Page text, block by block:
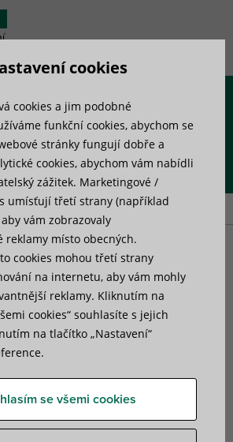
prvky pro elektroinstalace
plechy
pro trapezové
Filtr
cookies
cookies a jim podobné
funkční cookies, abychom se
stránky fungují dobře a
cookies, abychom vám nabídli
zážitek. Marketingové /
umísťují třetí strany (například
vám zobrazovaly
reklamy místo obecných.
cookies mohou třetí strany
na internetu, aby vám mohly
reklamy. Kliknutím na
cookies“ souhlasíte s jejich
na tlačítko „Nastavení“
se všemi cookies